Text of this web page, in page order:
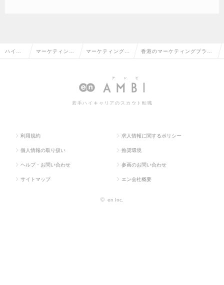
ハイク マーケティン マーケティングプ
プランナー
香港のマーケティングプラン
職・求人情報一覧
若手ハイキャリアのスカウト転職
利用規約 求人情報に関するポリシー
個人情報の取り扱い 推奨環境
ヘルプ・お問い合わせ 参画のお問い合わせ
サイトマップ エン会社概要
© en Inc.